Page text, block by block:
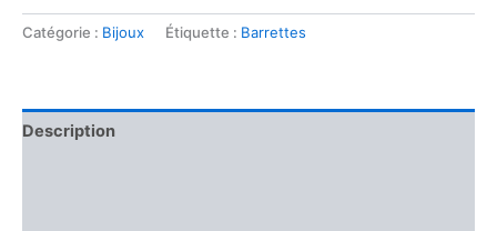
Catégorie : Bijoux Étiquette : Barrettes
Description